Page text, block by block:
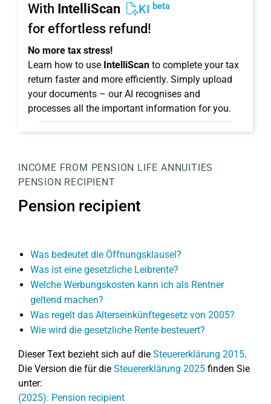
With IntelliScan KI beta
for effortless refund!
No more tax stress!
Learn how to use IntelliScan to complete your tax
return faster and more efficiently. Simply upload
your documents – our AI recognises and
processes all the important information for you.
INCOME FROM PENSION LIFE ANNUITIES
PENSION RECIPIENT
Pension recipient
Was bedeutet die Öffnungsklausel?
Was ist eine gesetzliche Leibrente?
Welche Werbungskosten kann ich als Rentner
geltend machen?
Was regelt das Alterseinkünftegesetz von 2005?
Wie wird die gesetzliche Rente besteuert?
Dieser Text bezieht sich auf die Steuererklärung 2015.
Die Version die für die Steuererklärung 2025 finden Sie
unter:
(2025): Pension recipient